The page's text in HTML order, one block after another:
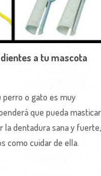
a tu mascota
perro o gato es muy
que pueda masticar
la dentadura sana y fuerte,
como cuidar de ella.